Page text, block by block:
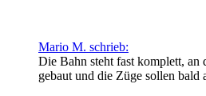
Mario M. schrieb:
Die Bahn steht fast komplett, an
gebaut und die Züge sollen bald